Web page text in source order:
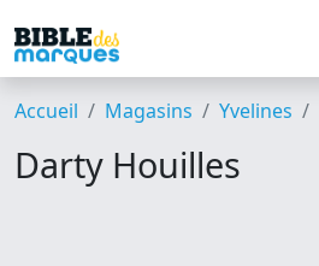
Accueil Magasins Yvelines
Darty Houilles